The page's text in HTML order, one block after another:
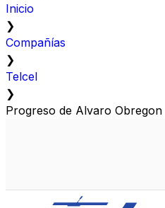
Inicio
❯
Compañías
❯
Telcel
❯
Progreso de Alvaro Obregon